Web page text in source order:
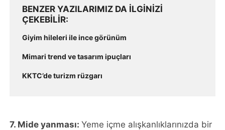
BENZER YAZILARIMIZ DA ILGINIZI
ÇEKEBILIR
Giyim hileleri ile ince görünüm
Mimari trend ve tasarım ipuçları
KKTC’de turizm rüzgarı
7. Mide yanması:Yeme içme alışkanlıklarınızda bir